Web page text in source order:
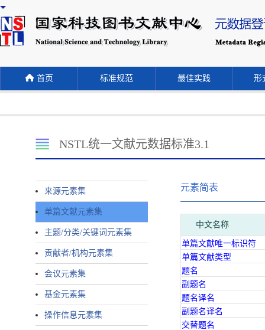
首页 标准规范 最佳实践 形
NSTL统一文献元数据标准3.1
来源元素集
单篇文献元素集
主题/分类/关键词元素集
贡献者/机构元素集
会议元素集
基金元素集
操作信息元素集
元素简表
中文名称
单篇文献唯一标识符
单篇文献类型
题名
副题名
题名译名
副题名译名
交替题名